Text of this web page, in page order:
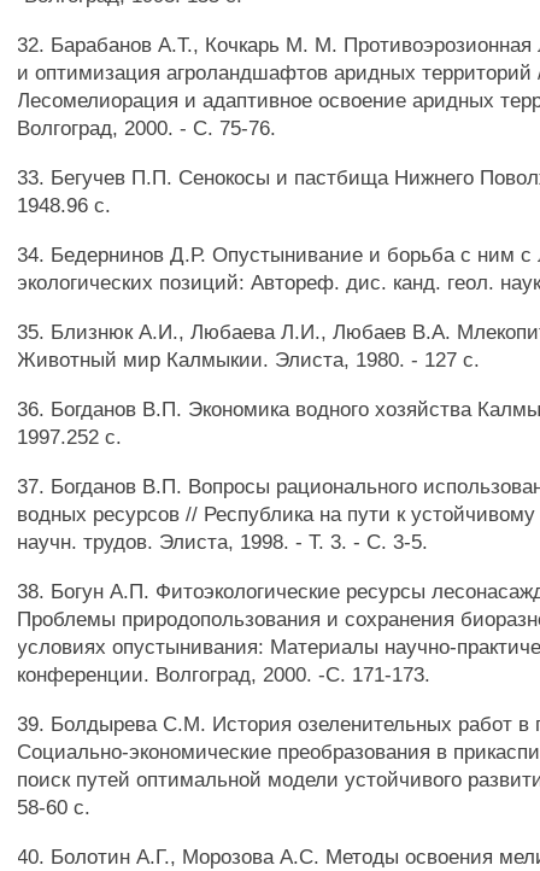
32. Барабанов А.Т., Кочкарь М. М.
и оптимизация агроландшафтов аридных территорий
Лесомелиорация и адаптивное освоение аридных
Волгоград, 2000. - С. 75-76.
33. Бегучев П.П. Сенокосы и пастбища Нижнего
1948.96 с.
34. Бедернинов Д.Р. Опустынивание и борьба с ним
экологических позиций: Автореф. дис. канд. геол.
35. Близнюк А.И., Любаева Л.И., Любаев В.А.
Животный мир Калмыкии. Элиста, 1980. - 127 с.
36. Богданов В.П. Экономика водного хозяйства
1997.252 с.
37. Богданов В.П. Вопросы рационального
водных ресурсов // Республика на пути к
научн. трудов. Элиста, 1998. - Т. 3. - С. 3-5.
38. Богун А.П. Фитоэкологические ресурсы
Проблемы природопользования и сохранения
условиях опустынивания: Материалы научно-
конференции. Волгоград, 2000. -С. 171-173.
39. Болдырева С.М. История озеленительных работ в
Социально-экономические преобразования в
поиск путей оптимальной модели устойчивого
58-60 с.
40. Болотин А.Г., Морозова A.C. Методы освоения